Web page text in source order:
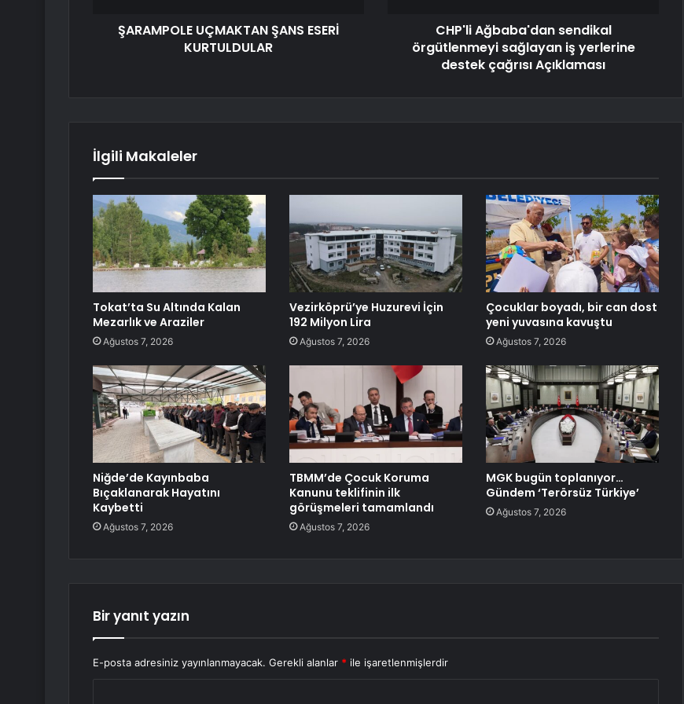
ŞARAMPOLE UÇMAKTAN ŞANS ESERİ
KURTULDULAR
CHP'li Ağbaba'dan sendikal
örgütlenmeyi sağlayan iş yerlerine
destek çağrısı Açıklaması
İlgili Makaleler
Tokat’ta Su Altında Kalan
Mezarlık ve Araziler
Ağustos 7, 2026
Vezirköprü’ye Huzurevi İçin
192 Milyon Lira
Ağustos 7, 2026
Çocuklar boyadı, bir can dost
yeni yuvasına kavuştu
Ağustos 7, 2026
Niğde’de Kayınbaba
Bıçaklanarak Hayatını
Kaybetti
Ağustos 7, 2026
TBMM’de Çocuk Koruma
Kanunu teklifinin ilk
görüşmeleri tamamlandı
Ağustos 7, 2026
MGK bugün toplanıyor…
Gündem ‘Terörsüz Türkiye’
Ağustos 7, 2026
Bir yanıt yazın
E-posta adresiniz yayınlanmayacak. Gerekli alanlar * ile işaretlenmişlerdir